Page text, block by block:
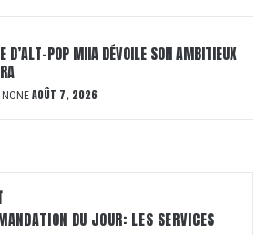
D’ALT-POP MIIA DÉVOILE SON AMBITIEUX
NONE AOÛT 7, 2026
DU JOUR: LES SERVICES